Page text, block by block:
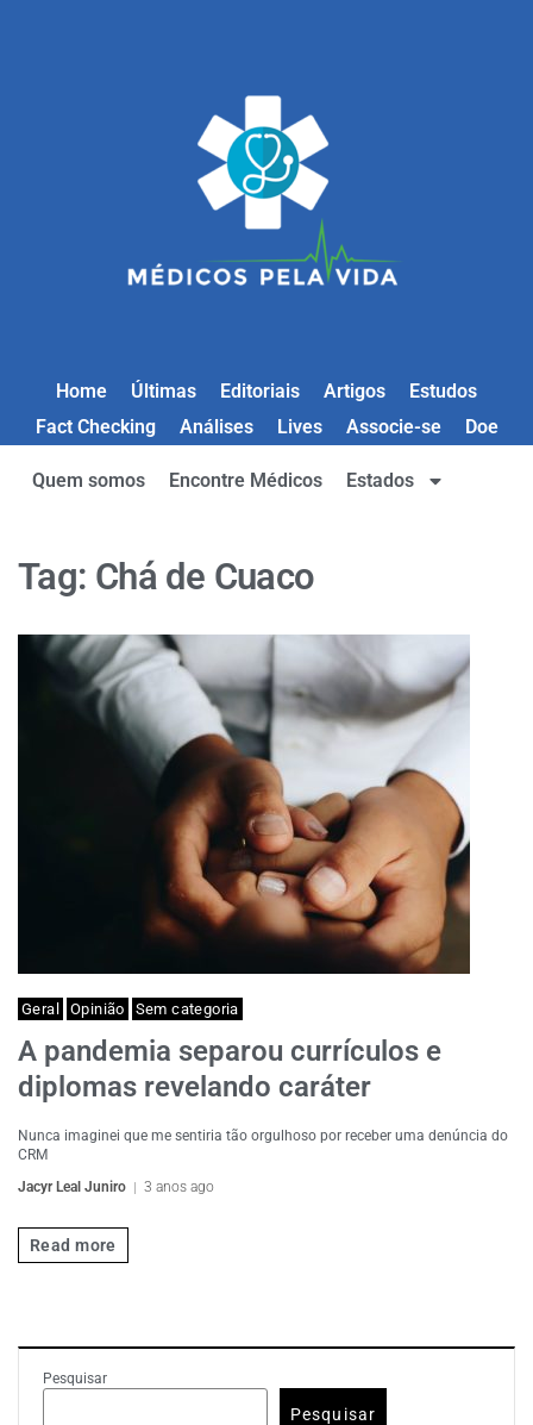
Home Últimas Editoriais Artigos
Estudos
Fact Checking
Análises Lives Associe-se Doe
Quem somos Encontre Médicos Estados
Tag: Chá de Cuaco
Geral Opinião Sem categoria
A pandemia separou currículos e
diplomas revelando caráter
Nunca imaginei que me sentiria tão orgulhoso por receber uma denúncia do
CRM
Jacyr Leal Juniro
3 anos ago
Read more
Pesquisar
Pesquisar